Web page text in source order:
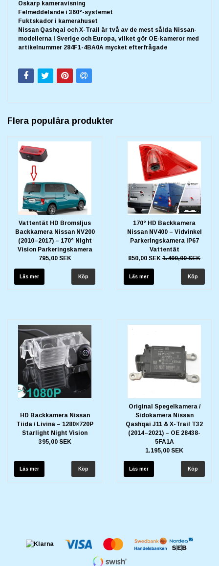
Oskarp kameravisning
Felmeddelande i 360°-systemet
Fuktskador i kamerahuset
Nissan Qashqai och X-Trail är två av de mest sålda Nissan-
modellerna i Sverige och Europa, vilket gör OE-kameror med
artikelnummer 284F1-4BA0A mycket efterfrågade
Flera populära produkter
Vattentät HD Bromsljus
Backkamera Nissan NV200
(2010–2017) – 170° Night
Vision Parkeringskamera
795,00 SEK
Läs mer
170° HD Backkamera
Nissan NV400 – Vidvinkel
Parkeringskamera IP67
Vattentät
850,00 SEK 1.400,00 SEK
Läs mer
HD Backkamera Nissan
Tiida / Livina – 1280×720P
Starlight Night Vision
395,00 SEK
Läs mer
Original Spegelkamera /
Sidokamera Nissan
Qashqai J11 & X-Trail T32
(2014–2021) – OE 28438-
5FA1A
1.195,00 SEK
Läs mer